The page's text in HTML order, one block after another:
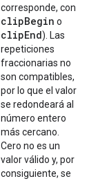
corresponde, con
clipBegin o
clipEnd). Las
repeticiones
fraccionarias no
son compatibles,
por lo que el valor
se redondeará al
número entero
más cercano.
Cero no es un
valor válido y, por
consiguiente, se